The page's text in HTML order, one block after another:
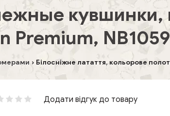
кувшинки,
Premium,
Білосніжне латаття, кольорове
Додати відгук до товару